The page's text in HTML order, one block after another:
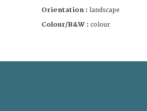
Orientation : landscape
Colour/B&W : colour